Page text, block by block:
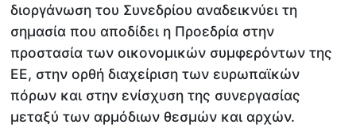
διοργάνωση του Συνεδρίου αναδεικνύει τη
σημασία που αποδίδει η Προεδρία στην
προστασία των οικονομικών συμφερόντων της
ΕΕ, στην ορθή διαχείριση των ευρωπαϊκών
πόρων και στην ενίσχυση της συνεργασίας
μεταξύ των αρμόδιων θεσμών και αρχών.